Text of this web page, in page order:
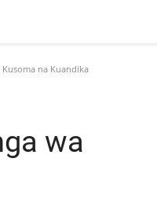
na Kuandika
wa